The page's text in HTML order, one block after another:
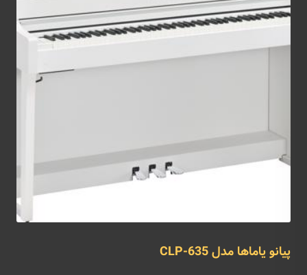
پیانو یاماها مدل CLP-635